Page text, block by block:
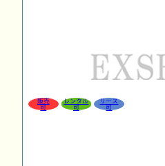
販売
可
レンタル
可
リース
可